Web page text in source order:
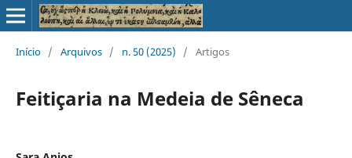
Início / Arquivos / n. 50 (2025) / Artigos
Feitiçaria na Medeia de Sêneca